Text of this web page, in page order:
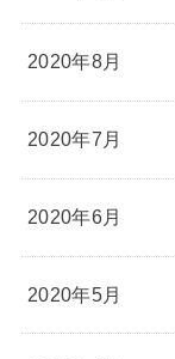
2020年8月
2020年7月
2020年6月
2020年5月